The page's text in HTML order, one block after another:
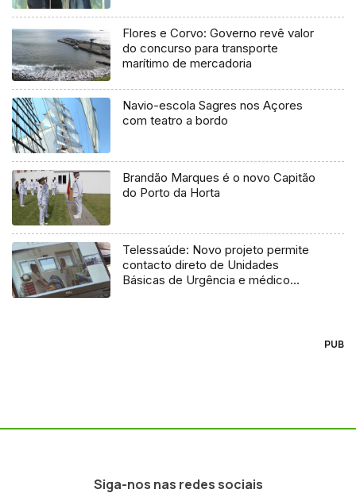
Flores e Corvo: Governo revê valor
do concurso para transporte
marítimo de mercadoria
Navio-escola Sagres nos Açores
com teatro a bordo
Brandão Marques é o novo Capitão
do Porto da Horta
Telessaúde: Novo projeto permite
contacto direto de Unidades
Básicas de Urgência e médico
PUB
Siga-nos nas redes sociais